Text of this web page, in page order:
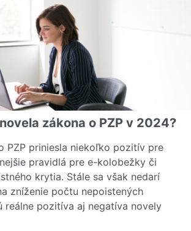
zákona o PZP v 2024?
PZP priniesla niekoľko pozitív pre
pravidlá pre e-kolobežky či
krytia. Stále sa však nedarí
zníženie počtu nepoistených
reálne pozitíva aj negatíva novely